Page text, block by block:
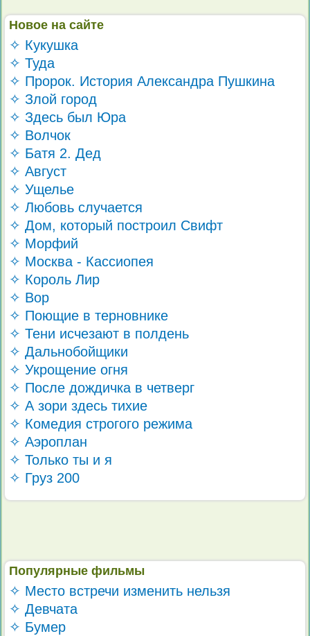
Новое на сайте
✧ Кукушка
✧ Туда
✧ Пророк. История Александра Пушкина
✧ Злой город
✧ Здесь был Юра
✧ Волчок
✧ Батя 2. Дед
✧ Август
✧ Ущелье
✧ Любовь случается
✧ Дом, который построил Свифт
✧ Морфий
✧ Москва - Кассиопея
✧ Король Лир
✧ Вор
✧ Поющие в терновнике
✧ Тени исчезают в полдень
✧ Дальнобойщики
✧ Укрощение огня
✧ После дождичка в четверг
✧ А зори здесь тихие
✧ Комедия строгого режима
✧ Аэроплан
✧ Только ты и я
✧ Груз 200
Популярные фильмы
✧ Место встречи изменить нельзя
✧ Девчата
✧ Бумер